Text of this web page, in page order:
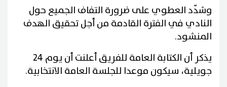
وشدّد العطوي على ضرورة التفاف الجميع حول
النادي في الفترة القادمة من أجل تحقيق الهدف
المنشود.
يذكر أن الكتابة العامة للفريق أعلنت أن يوم 24
جويلية، سيكون موعدا للجلسة العامة الانتخابية.